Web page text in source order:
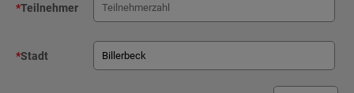
*Teilnehmer
*Stadt